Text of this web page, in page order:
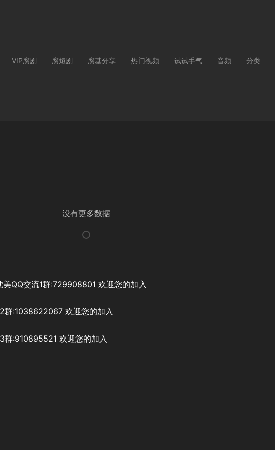
VIP腐剧 腐短剧 腐基分享 热门视频 试试手气 音频 分类
没有更多数据
美QQ交流1群:729908801 欢迎您的加入
群:1038622067 欢迎您的加入
群:910895521 欢迎您的加入